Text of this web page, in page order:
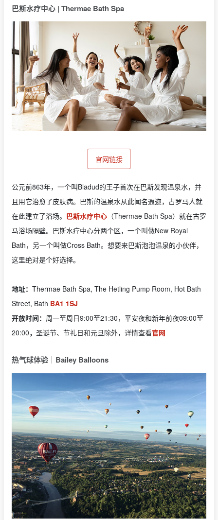
巴斯水疗中心 | Thermae Bath Spa
官网链接
公元前863年，一个叫Bladud的王子首次在巴斯发现温泉水，并
且用它治愈了皮肤病。巴斯的温泉水从此闻名遐迩，古罗马人就
在此建立了浴场。 巴斯水疗中心 （Thermae Bath Spa）就在古罗
马浴场隔壁。巴斯水疗中心分两个区，一个叫做New Royal
Bath，另一个叫做Cross Bath。想要来巴斯泡泡温泉的小伙伴，
这里绝对是个好选择。
地址： Thermae Bath Spa, The Hetling Pump Room, Hot Bath
Street, Bath BA1 1SJ
开放时间： 周一至周日9:00至21:30，平安夜和新年前夜09:00至
20:00， 圣诞节、节礼日和元旦除外， 详情查看官网
热气球体验｜Bailey Balloons